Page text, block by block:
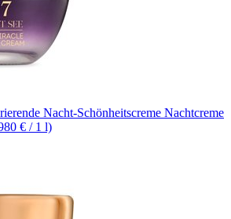
Nacht-Schönheitscreme Nachtcreme
€ / 1 l)